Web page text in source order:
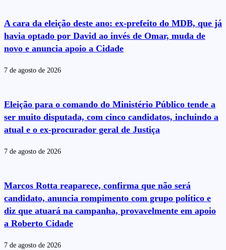
A cara da eleição deste ano: ex-prefeito do MDB, que já
havia optado por David ao invés de Omar, muda de
novo e anuncia apoio a Cidade
7 de agosto de 2026
Eleição para o comando do Ministério Público tende a
ser muito disputada, com cinco candidatos, incluindo a
atual e o ex-procurador geral de Justiça
7 de agosto de 2026
Marcos Rotta reaparece, confirma que não será
candidato, anuncia rompimento com grupo político e
diz que atuará na campanha, provavelmente em apoio
a Roberto Cidade
7 de agosto de 2026